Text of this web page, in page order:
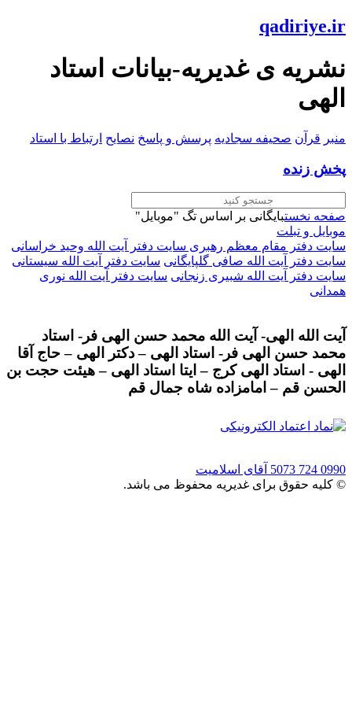
qadiriye.ir
نشریه ی غدیریه-بیانات استاد
الهی
منبر قرآن صحیفه سجادیه پرسش و پاسخ نصایح ارتباط با استاد
پخش زنده
صفحه نخستبایگانی بر اساس تگ "موبایل"
موبایل و تبلت
سایت دفتر مقام معظم رهبری سایت دفتر آیت الله وحید خراسانی
سایت دفتر آیت الله صافی گلپایگانی سایت دفتر آیت الله سیستانی
سایت دفتر آیت الله شبیری زنجانی سایت دفتر آیت الله نوری
همدانی
آیت الله الهی- آیت الله محمد حسن الهی فر- استاد
محمد حسن الهی فر- استاد الهی – دکتر الهی – حاج آقا
الهی - استاد الهی کرج – ایتا استاد الهی – هیئت حجت بن
الحسن قم – امامزاده شاه جمال قم
0990 724 5073
آقای اسلامیت
© کلیه حقوق برای غدیریه محفوظ می باشد.